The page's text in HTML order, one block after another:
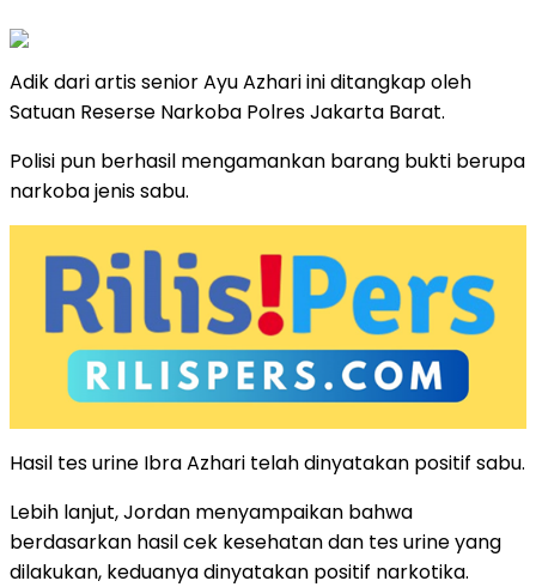
Adik dari artis senior Ayu Azhari ini ditangkap oleh
Satuan Reserse Narkoba Polres Jakarta Barat.
Polisi pun berhasil mengamankan barang bukti berupa
narkoba jenis sabu.
Hasil tes urine Ibra Azhari telah dinyatakan positif sabu.
Lebih lanjut, Jordan menyampaikan bahwa
berdasarkan hasil cek kesehatan dan tes urine yang
dilakukan, keduanya dinyatakan positif narkotika.